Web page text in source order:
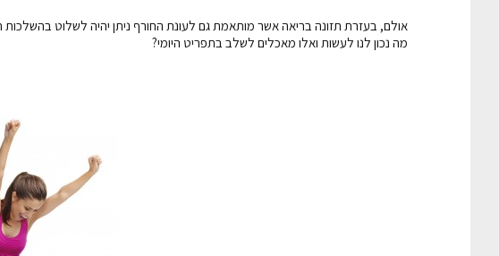
אולם, בעזרת תזונה בריאה אשר מותאמת גם לעונת החורף ניתן יהיה לשלוט
מה נכון לנו לעשות ואלו מאכלים לשלב בתפריט היומי?